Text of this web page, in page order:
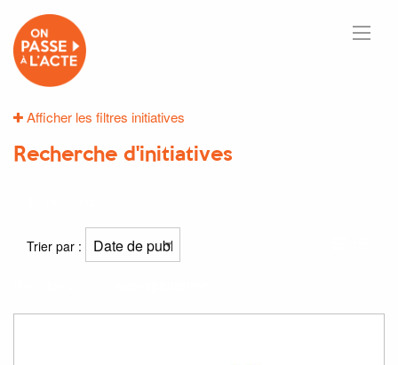
Afficher les filtres initiatives
Recherche d'initiatives
Trier par :